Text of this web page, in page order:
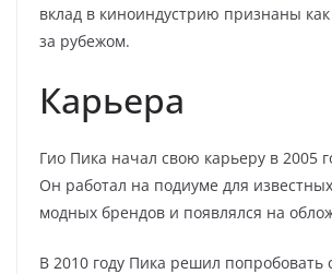
вклад в киноиндустрию признаны как
за рубежом.
Карьера
Гио Пика начал свою карьеру в 2005
Он работал на подиуме для
модных брендов и появлялся на
В 2010 году Пика решил попробовать